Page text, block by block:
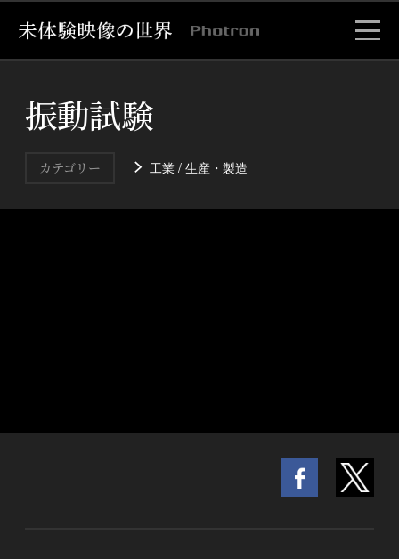
振動試験
カテゴリー 工業 / 生産・製造